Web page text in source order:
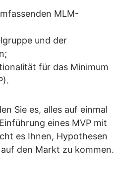
MLM-
und der
für das Minimum
Sie es, alles auf einmal
eines MVP mit
es Ihnen, Hypothesen
den Markt zu kommen.